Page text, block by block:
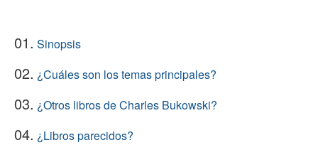
01. Sinopsis
02. ¿Cuáles son los temas principales?
03. ¿Otros libros de Charles Bukowski?
04. ¿Libros parecidos?